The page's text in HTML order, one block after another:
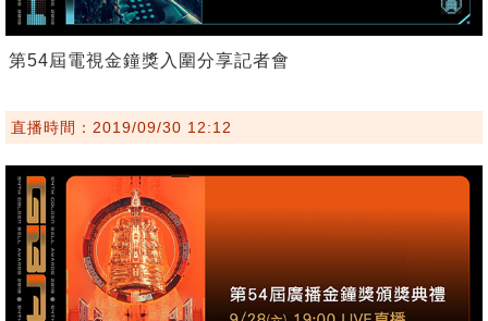
第54屆電視金鐘獎入圍分享記者會
直播時間：2019/09/30 12:12